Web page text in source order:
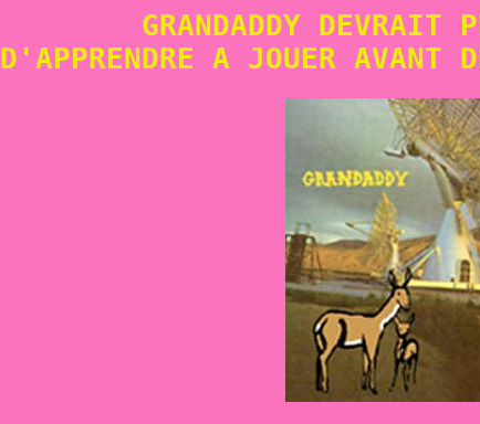
GRANDADDY DEVRAIT
D'APPRENDRE A JOUER